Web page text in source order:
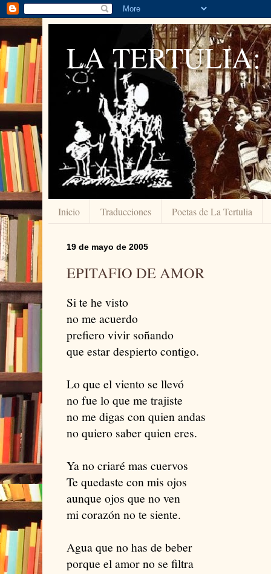
LA TERTULIA:
Inicio Traducciones Poetas de La Tertulia
19 de mayo de 2005
EPITAFIO DE AMOR
Si te he visto
no me acuerdo
prefiero vivir soñando
que estar despierto contigo.
Lo que el viento se llevó
no fue lo que me trajiste
no me digas con quien andas
no quiero saber quien eres.
Ya no criaré mas cuervos
Te quedaste con mis ojos
aunque ojos que no ven
mi corazón no te siente.
Agua que no has de beber
porque el amor no se filtra